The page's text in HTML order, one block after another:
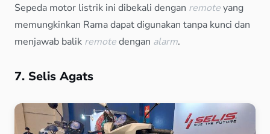
Sepeda motor listrik ini dibekali dengan remoteyang
memungkinkan Rama dapat digunakan tanpa kunci dan
menjawab balik remotedengan alarm.
7. Selis Agats